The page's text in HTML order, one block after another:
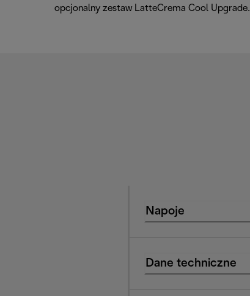
opcjonalny zestaw LatteCrema Cool Upgrade.
Napoje
Dane techniczne